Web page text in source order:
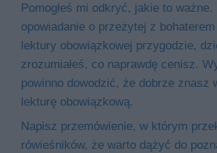
Pomogłeś mi odkryć, jakie to ważne.
opowiadanie o przeżytej z
lektury obowiązkowej przygodzie,
zrozumiałeś, co naprawdę cenisz.
powinno dowodzić, że dobrze znasz
lekturę obowiązkową.
Napisz przemówienie, w którym
rówieśników, że warto dążyć do